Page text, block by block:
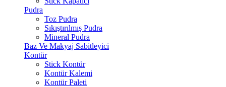
Pudra
Toz Pudra
Sıkıştırılmış Pudra
Mineral Pudra
Baz Ve Makyaj Sabitleyici
Kontür
Stick Kontür
Kontür Kalemi
Kontür Paleti